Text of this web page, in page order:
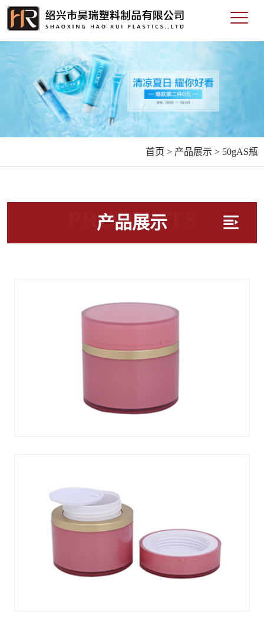
首页 > 产品展示 > 50gAS瓶
产品展示
PRODUCTS